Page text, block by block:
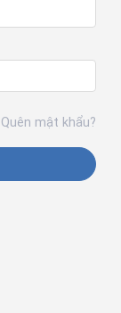
Quên mật khẩu?